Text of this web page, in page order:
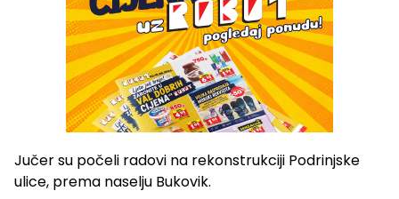
Jučer su počeli radovi na rekonstrukciji Podrinjske
ulice, prema naselju Bukovik.